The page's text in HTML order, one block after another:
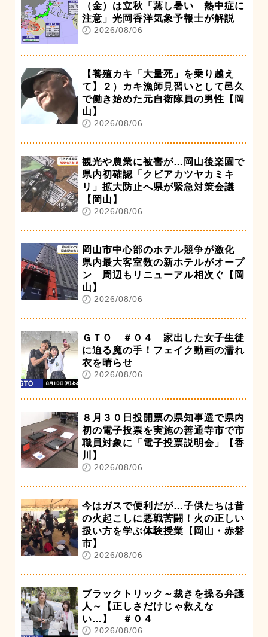
（金）は立秋「蒸し暑い 熱中症に
注意」光岡香洋気象予報士が解説
2026/08/06
【養殖カキ「大量死」を乗り越え
て】２）カキ漁師見習いとして邑久
で働き始めた元自衛隊員の男性【岡
山】
2026/08/06
観光や農業に被害が…岡山後楽園で
県内初確認「クビアカツヤカミキ
リ」拡大防止へ県が緊急対策会議
【岡山】
2026/08/06
岡山市中心部のホテル競争が激化
県内最大客室数の新ホテルがオープ
ン 周辺もリニューアル相次ぐ【岡
山】
2026/08/06
ＧＴＯ ＃０４ 家出した女子生徒
に迫る魔の手！フェイク動画の濡れ
衣を晴らせ
2026/08/06
８月３０日投開票の県知事選で県内
初の電子投票を実施の善通寺市で市
職員対象に「電子投票説明会」【香
川】
2026/08/06
今はガスで便利だが…子供たちは昔
の火起こしに悪戦苦闘！火の正しい
扱い方を学ぶ体験授業【岡山・赤磐
市】
2026/08/06
ブラックトリック～裁きを操る弁護
人～【正しさだけじゃ救えな
い…】 ＃０４
2026/08/06